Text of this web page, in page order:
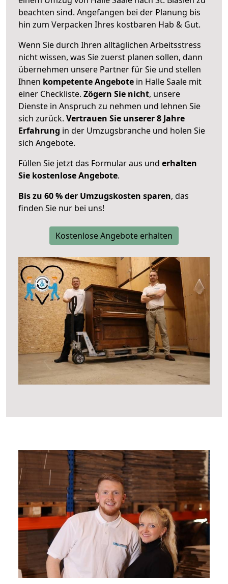
beachten sind. Angefangen bei der Planung bis
hin zum Verpacken Ihres kostbaren Hab & Gut.
Wenn Sie durch Ihren alltäglichen Arbeitsstress
nicht wissen, was Sie zuerst planen sollen, dann
übernehmen unsere Partner für Sie und stellen
Ihnen kompetente Angebote in Halle Saale mit
einer Checkliste. Zögern Sie nicht, unsere
Dienste in Anspruch zu nehmen und lehnen Sie
sich zurück. Vertrauen Sie unserer 8 Jahre
Erfahrung in der Umzugsbranche und holen Sie
sich Angebote.
Füllen Sie jetzt das Formular aus und erhalten
Sie kostenlose Angebote.
Bis zu 60 % der Umzugskosten sparen, das
finden Sie nur bei uns!
Kostenlose Angebote erhalten